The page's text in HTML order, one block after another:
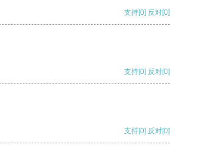
支持[0] 反对[0]
支持[0] 反对[0]
支持[0] 反对[0]